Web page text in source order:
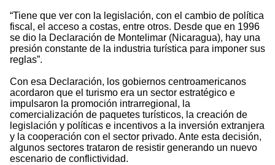
“Tiene que ver con la legislación, con el cambio de política
fiscal, el acceso a costas, entre otros. Desde que en 1996
se dio la Declaración de Montelimar (Nicaragua), hay una
presión constante de la industria turística para imponer sus
reglas”.
Con esa Declaración, los gobiernos centroamericanos
acordaron que el turismo era un sector estratégico e
impulsaron la promoción intrarregional, la
comercialización de paquetes turísticos, la creación de
legislación y políticas e incentivos a la inversión extranjera
y la cooperación con el sector privado. Ante esta decisión,
algunos sectores trataron de resistir generando un nuevo
escenario de conflictividad.